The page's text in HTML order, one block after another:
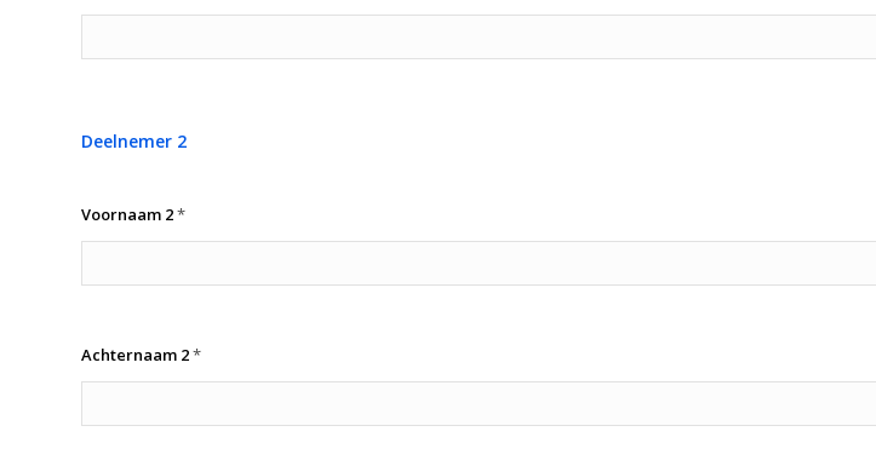
Deelnemer 2
Voornaam 2*
Achternaam 2*